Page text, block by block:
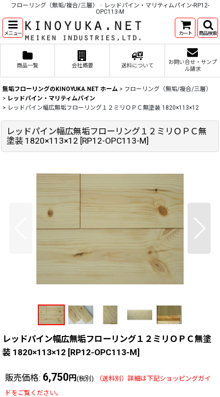
フローリング（無垢/複合/三層）‐レッドパイン・マリティムパイン-RP12-
OPC113-M
メニュー カート 商品検索
商品一覧 会社概要 送料について
お問い合せ・サンプ
ル請求
無垢フローリングのKINOYUKA.NET ホーム > フローリング（無垢/複合/三層）
> レッドパイン・マリティムパイン
> レッドパイン幅広無垢フローリング１２ミリＯＰＣ無塗装 1820×113×12
レッドパイン幅広無垢フローリング１２ミリＯＰＣ無
塗装 1820×113×12 [RP12-OPC113-M]
レッドパイン幅広無垢フローリング１２ミリＯＰＣ無塗
装 1820×113×12 [RP12-OPC113-M]
販売価格: 6,750 円 (税別)